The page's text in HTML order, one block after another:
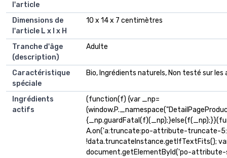
l'article
Dimensions de
l'article L x l x H
10 x 14 x 7 centimètres
Tranche d'âge
(description)
Adulte
Caractéristique
spéciale
Bio, Ingrédients naturels, Non testé sur les
Ingrédients
actifs
(function(f) {var _np=
A.on('a:truncate:po-attribute-truncate-
!data.truncateInstance.getIfTextFits();
document.getElementById('po-